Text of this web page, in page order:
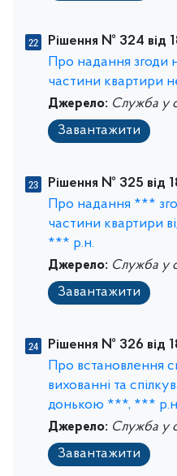
Рішення № 324 від
Про надання згоди
частини квартири
Джерело: Служба у
Завантажити
Рішення № 325 від
Про надання ***
частини квартири
*** р.н.
Джерело: Служба у
Завантажити
Рішення № 326 від
Про встановлення
вихованні та
донькою ***, ***
Джерело: Служба у
Завантажити